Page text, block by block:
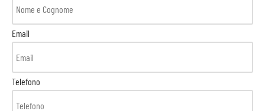
Email
Telefono
9
10
Grecia
11 Navigazione - -